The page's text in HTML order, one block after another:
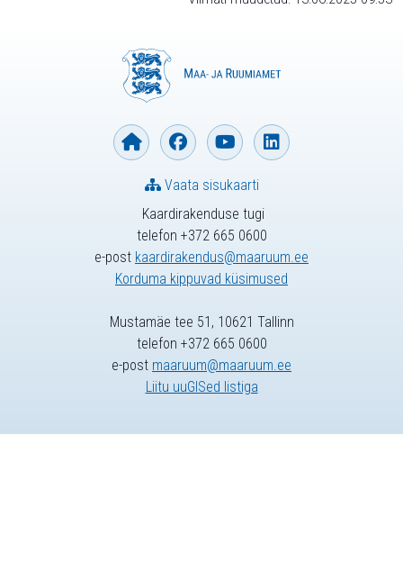
Kaardirakenduse tugi
telefon +372 665 0600
e-post kaardirakendus@maaruum.ee
Korduma kippuvad küsimused
Vaata sisukaarti
Mustamäe tee 51, 10621 Tallinn
telefon +372 665 0600
e-post maaruum@maaruum.ee
Liitu uuGISed listiga